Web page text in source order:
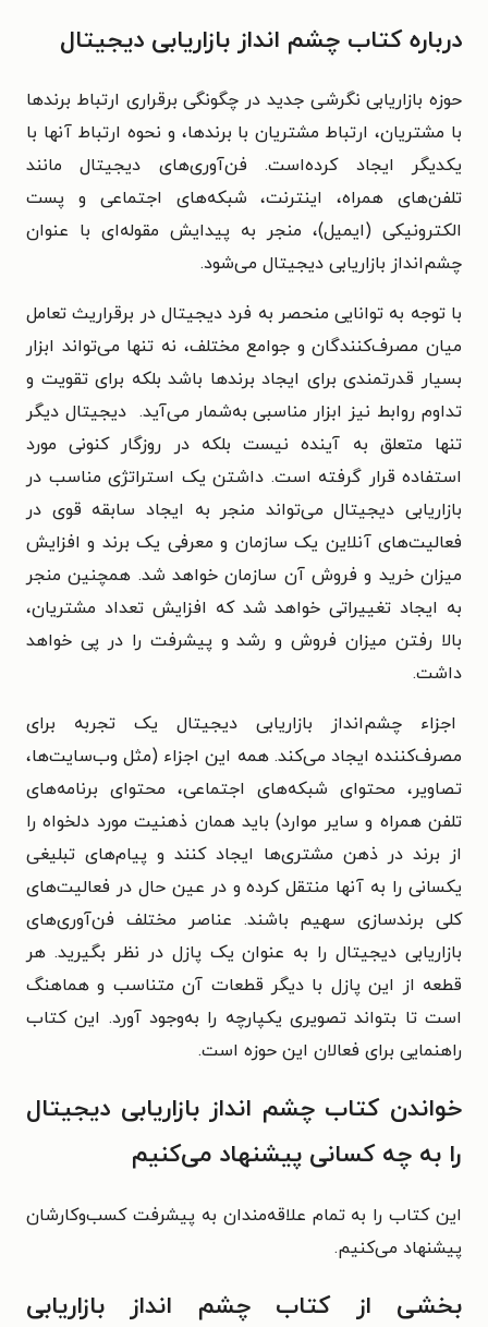
درباره کتاب چشم انداز بازاریابی دیجیتال
حوزه بازاریابی نگرشی جدید در چگونگی برقراری ارتباط برندها
با مشتریان، ارتباط مشتریان با برندها، و نحوه ارتباط آنها با
یکدیگر ایجاد کرده‌است. فن‌آوری‌های دیجیتال مانند
تلفن‌های همراه، اینترنت، شبکه‌های اجتماعی و پست
الکترونیکی (ایمیل)، منجر به پیدایش مقوله‌ای با عنوان
چشم‌انداز بازاریابی دیجیتال می‌شود.
با توجه به توانایی منحصر به فرد دیجیتال در برقراریث تعامل
میان مصرف‌کنندگان و جوامع مختلف، نه تنها می‌تواند ابزار
بسیار قدرتمندی برای ایجاد برندها باشد بلکه برای تقویت و
تداوم روابط نیز ابزار مناسبی به‌شمار می‌آید. دیجیتال دیگر
تنها متعلق به آینده نیست بلکه در روزگار کنونی مورد
استفاده قرار گرفته است. داشتن یک استراتژی مناسب در
بازاریابی دیجیتال می‌تواند منجر به ایجاد سابقه قوی در
فعالیت‌های آنلاین یک سازمان و معرفی یک برند و افزایش
میزان خرید و فروش آن سازمان خواهد شد. همچنین منجر
به ایجاد تغییراتی خواهد شد که افزایش تعداد مشتریان،
بالا رفتن میزان فروش و رشد و پیشرفت را در پی خواهد
داشت.
اجزاء چشم‌انداز بازاریابی دیجیتال یک تجربه برای
مصرف‌کننده ایجاد می‌کند. همه این اجزاء (مثل وب‌سایت‌ها،
تصاویر، محتوای شبکه‌های اجتماعی، محتوای برنامه‌های
تلفن همراه و سایر موارد) باید همان ذهنیت مورد دلخواه را
از برند در ذهن مشتری‌ها ایجاد کنند و پیام‌های تبلیغی
یکسانی را به آنها منتقل کرده و در عین حال در فعالیت‌های
کلی برندسازی سهیم باشند. عناصر مختلف فن‌آوری‌های
بازاریابی دیجیتال را به عنوان یک پازل در نظر بگیرید. هر
قطعه از این پازل با دیگر قطعات آن متناسب و هماهنگ
است تا بتواند تصویری یکپارچه را به‌وجود آورد. این کتاب
راهنمایی برای فعالان این حوزه است.
خواندن کتاب چشم انداز بازاریابی دیجیتال
را به چه کسانی پیشنهاد می‌کنیم
این کتاب را به تمام علاقه‌مندان به پیشرفت کسب‌وکارشان
پیشنهاد می‌کنیم.
بخشی از کتاب چشم انداز بازاریابی